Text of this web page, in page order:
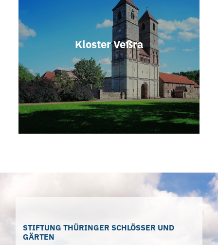
Kloster Veßra
STIFTUNG THÜRINGER SCHLÖSSER UND
GÄRTEN